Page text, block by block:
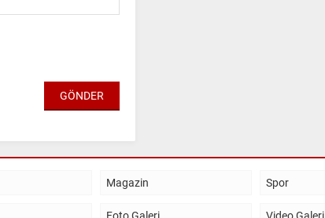
Magazin Spor